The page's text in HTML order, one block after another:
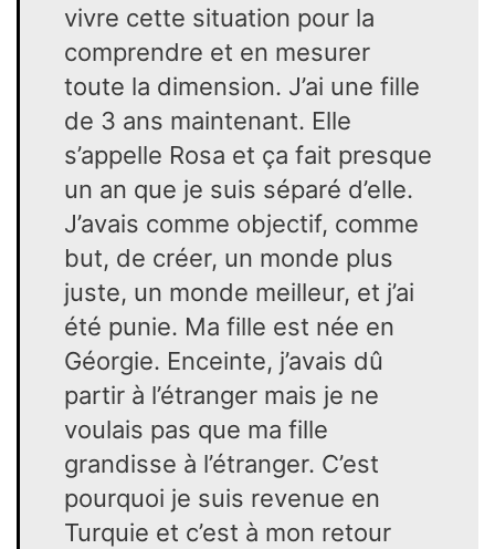
vivre cette situation pour la
comprendre et en mesurer
toute la dimension. J’ai une fille
de 3 ans maintenant. Elle
s’appelle Rosa et ça fait presque
un an que je suis séparé d’elle.
J’avais comme objectif, comme
but, de créer, un monde plus
juste, un monde meilleur, et j’ai
été punie. Ma fille est née en
Géorgie. Enceinte, j’avais dû
partir à l’étranger mais je ne
voulais pas que ma fille
grandisse à l’étranger. C’est
pourquoi je suis revenue en
Turquie et c’est à mon retour